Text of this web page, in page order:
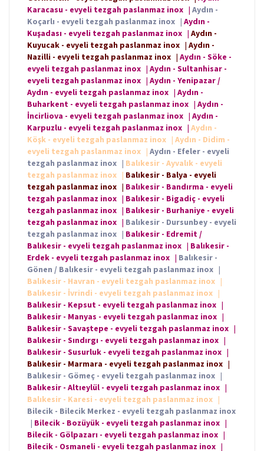
Karacasu - evyeli tezgah paslanmaz inox | Aydın -
Koçarlı - evyeli tezgah paslanmaz inox | Aydın -
Kuşadası - evyeli tezgah paslanmaz inox | Aydın -
Kuyucak - evyeli tezgah paslanmaz inox | Aydın -
Nazilli - evyeli tezgah paslanmaz inox | Aydın - Söke -
evyeli tezgah paslanmaz inox | Aydın - Sultanhisar -
evyeli tezgah paslanmaz inox | Aydın - Yenipazar /
Aydın - evyeli tezgah paslanmaz inox | Aydın -
Buharkent - evyeli tezgah paslanmaz inox | Aydın -
İncirliova - evyeli tezgah paslanmaz inox | Aydın -
Karpuzlu - evyeli tezgah paslanmaz inox | Aydın -
Köşk - evyeli tezgah paslanmaz inox | Aydın - Didim -
evyeli tezgah paslanmaz inox | Aydın - Efeler - evyeli
tezgah paslanmaz inox | Balıkesir - Ayvalık - evyeli
tezgah paslanmaz inox | Balıkesir - Balya - evyeli
tezgah paslanmaz inox | Balıkesir - Bandırma - evyeli
tezgah paslanmaz inox | Balıkesir - Bigadiç - evyeli
tezgah paslanmaz inox | Balıkesir - Burhaniye - evyeli
tezgah paslanmaz inox | Balıkesir - Dursunbey - evyeli
tezgah paslanmaz inox | Balıkesir - Edremit /
Balıkesir - evyeli tezgah paslanmaz inox | Balıkesir -
Erdek - evyeli tezgah paslanmaz inox | Balıkesir -
Gönen / Balıkesir - evyeli tezgah paslanmaz inox |
Balıkesir - Havran - evyeli tezgah paslanmaz inox |
Balıkesir - İvrindi - evyeli tezgah paslanmaz inox |
Balıkesir - Kepsut - evyeli tezgah paslanmaz inox |
Balıkesir - Manyas - evyeli tezgah paslanmaz inox |
Balıkesir - Savaştepe - evyeli tezgah paslanmaz inox |
Balıkesir - Sındırgı - evyeli tezgah paslanmaz inox |
Balıkesir - Susurluk - evyeli tezgah paslanmaz inox |
Balıkesir - Marmara - evyeli tezgah paslanmaz inox |
Balıkesir - Gömeç - evyeli tezgah paslanmaz inox |
Balıkesir - Altıeylül - evyeli tezgah paslanmaz inox |
Balıkesir - Karesi - evyeli tezgah paslanmaz inox |
Bilecik - Bilecik Merkez - evyeli tezgah paslanmaz inox
| Bilecik - Bozüyük - evyeli tezgah paslanmaz inox |
Bilecik - Gölpazarı - evyeli tezgah paslanmaz inox |
Bilecik - Osmaneli - evyeli tezgah paslanmaz inox |